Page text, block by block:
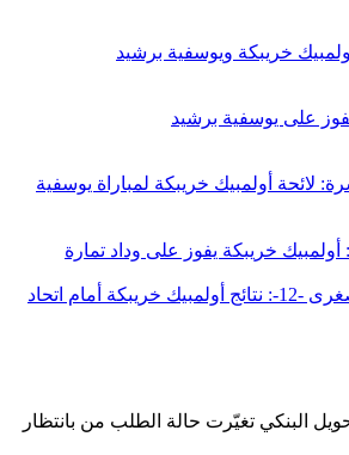
خريبكة ويوسفية برشيد
على يوسفية برشيد
لائحة أولمبيك خريبكة لمباراة يوسفية
بطولة الفئات الصغرى -12-: نتائج أولمبيك خريبكة أمام اتحاد
البنكي تغيّرت حالة الطلب من بانتظار